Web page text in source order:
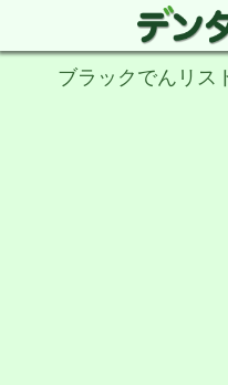
ブラックでんリ